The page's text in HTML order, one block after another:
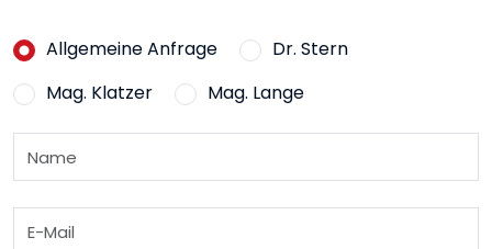
Allgemeine Anfrage
Dr. Stern
Mag. Klatzer
Mag. Lange